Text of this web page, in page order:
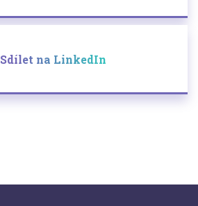
Sdílet na LinkedIn